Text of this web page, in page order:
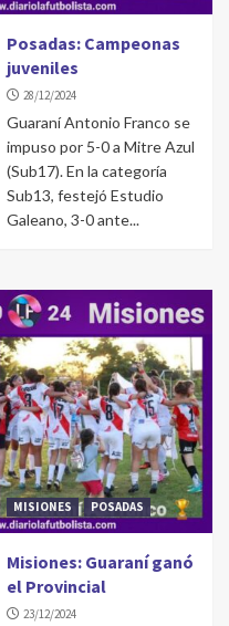
Posadas: Campeonas
juveniles
28/12/2024
Guaraní Antonio Franco se
impuso por 5-0 a Mitre Azul
(Sub17). En la categoría
Sub13, festejó Estudio
Galeano, 3-0 ante...
MISIONES POSADAS
Misiones: Guaraní ganó
el Provincial
23/12/2024